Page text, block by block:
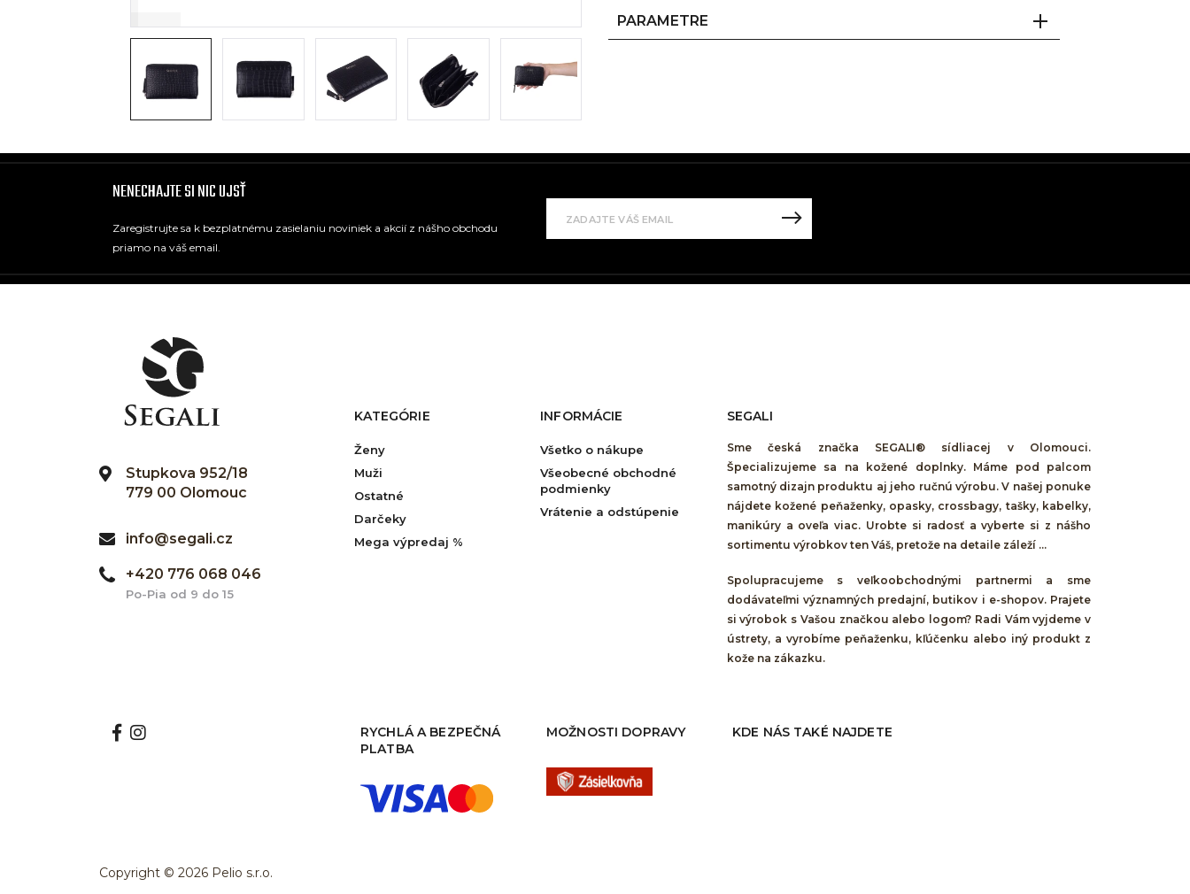
PARAMETRE
NENECHAJTE SI NIC UJSŤ
Zaregistrujte sa k bezplatnému zasielaniu noviniek a akcií z nášho obchodu
priamo na váš email.
Stupkova 952/18
779 00 Olomouc
info@segali.cz
+420 776 068 046
Po-Pia od 9 do 15
KATEGÓRIE
Ženy
Muži
Ostatné
Darčeky
Mega výpredaj %
INFORMÁCIE
Všetko o nákupe
Všeobecné obchodné
podmienky
Vrátenie a odstúpenie
SEGALI
Sme česká značka SEGALI® sídliacej v Olomouci.
Špecializujeme sa na kožené doplnky. Máme pod palcom
samotný dizajn produktu aj jeho ručnú výrobu. V našej ponuke
nájdete kožené peňaženky, opasky, crossbagy, tašky, kabelky,
manikúry a oveľa viac. Urobte si radosť a vyberte si z nášho
sortimentu výrobkov ten Váš, pretože na detaile záleží ...
Spolupracujeme s veľkoobchodnými partnermi a sme
dodávateľmi významných predajní, butikov i e-shopov. Prajete
si výrobok s Vašou značkou alebo logom? Radi Vám vyjdeme v
ústrety, a vyrobíme peňaženku, kľúčenku alebo iný produkt z
kože na zákazku.
RYCHLÁ A BEZPEČNÁ
PLATBA
MOŽNOSTI DOPRAVY KDE NÁS TAKÉ NAJDETE
Copyright © 2026 Pelio s.r.o.